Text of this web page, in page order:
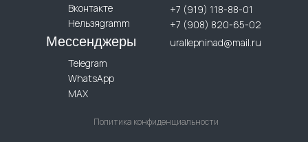
+7 (919) 118-88-01
+7 (908) 820-65-02
urallepninad@mail.ru
Политика конфиденциальности
Вконтакте
Нельзяgramm
Telegram
WhatsApp
MAX
Мессенджеры